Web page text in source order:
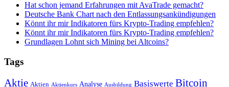
Hat schon jemand Erfahrungen mit AvaTrade gemacht?
Deutsche Bank Chart nach den Entlassungsankündigungen
Könnt ihr mir Indikatoren fürs Krypto-Trading empfehlen?
Könnt ihr mir Indikatoren fürs Krypto-Trading empfehlen?
Grundlagen Lohnt sich Mining bei Altcoins?
Tags
Aktie Aktien Aktienkurs Analyse Ausbildung Basiswerte Bitcoin